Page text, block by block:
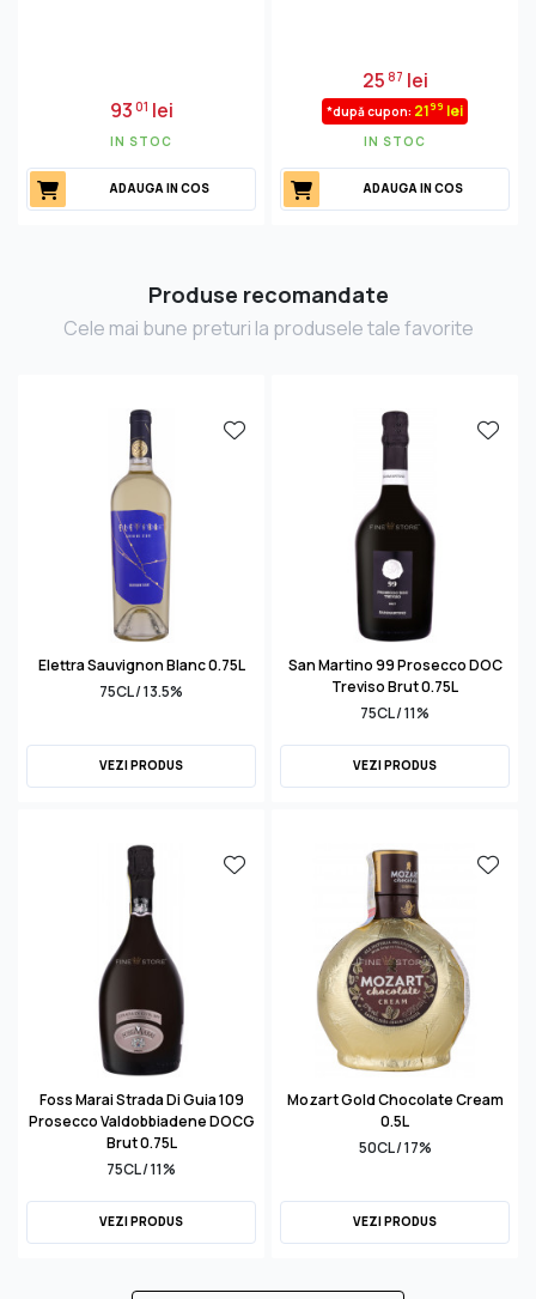
9301 lei
IN STOC
ADAUGA IN COS
2587 lei
*după cupon: 2199 lei
IN STOC
ADAUGA IN COS
Produse recomandate
Cele mai bune preturi la produsele tale favorite
Elettra Sauvignon Blanc 0.75L
75CL / 13.5%
VEZI PRODUS
San Martino 99 Prosecco DOC
Treviso Brut 0.75L
75CL / 11%
VEZI PRODUS
Foss Marai Strada Di Guia 109
Prosecco Valdobbiadene DOCG
Brut 0.75L
75CL / 11%
VEZI PRODUS
Mozart Gold Chocolate Cream
0.5L
50CL / 17%
VEZI PRODUS